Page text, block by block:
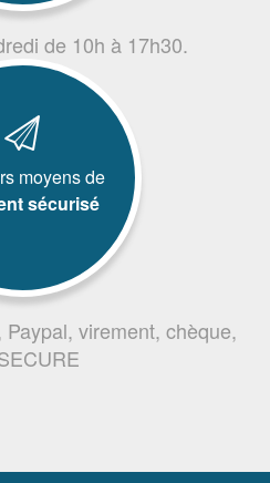
de 10h à 17h30.
moyens de
sécurisé
virement, chèque,